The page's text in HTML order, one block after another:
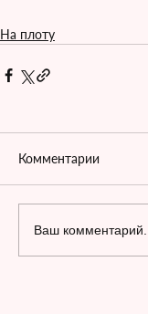
На плоту
Комментарии
Ваш комментарий...